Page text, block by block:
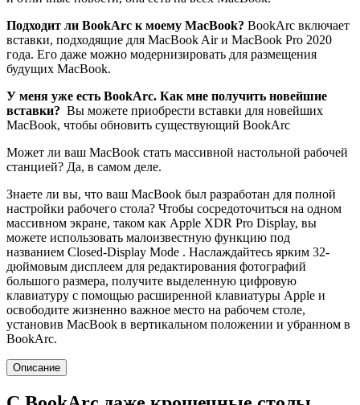
Подходит ли BookArc к моему MacBook? BookArc включает
вставки, подходящие для MacBook Air и MacBook Pro 2020
года. Его даже можно модернизировать для размещения
будущих MacBook.
У меня уже есть BookArc. Как мне получить новейшие
вставки? Вы можете приобрести вставки для новейших
MacBook, чтобы обновить существующий BookArc
Может ли ваш MacBook стать массивной настольной рабочей
станцией? Да, в самом деле.
Знаете ли вы, что ваш MacBook был разработан для полной
настройки рабочего стола? Чтобы сосредоточиться на одном
массивном экране, таком как Apple XDR Pro Display, вы
можете использовать малоизвестную функцию под
названием Closed-Display Mode . Наслаждайтесь ярким 32-
дюймовым дисплеем для редактирования фотографий
большого размера, получите выделенную цифровую
клавиатуру с помощью расширенной клавиатуры Apple и
освободите жизненно важное место на рабочем столе,
установив MacBook в вертикальном положении и убранном в
BookArc.
Описание